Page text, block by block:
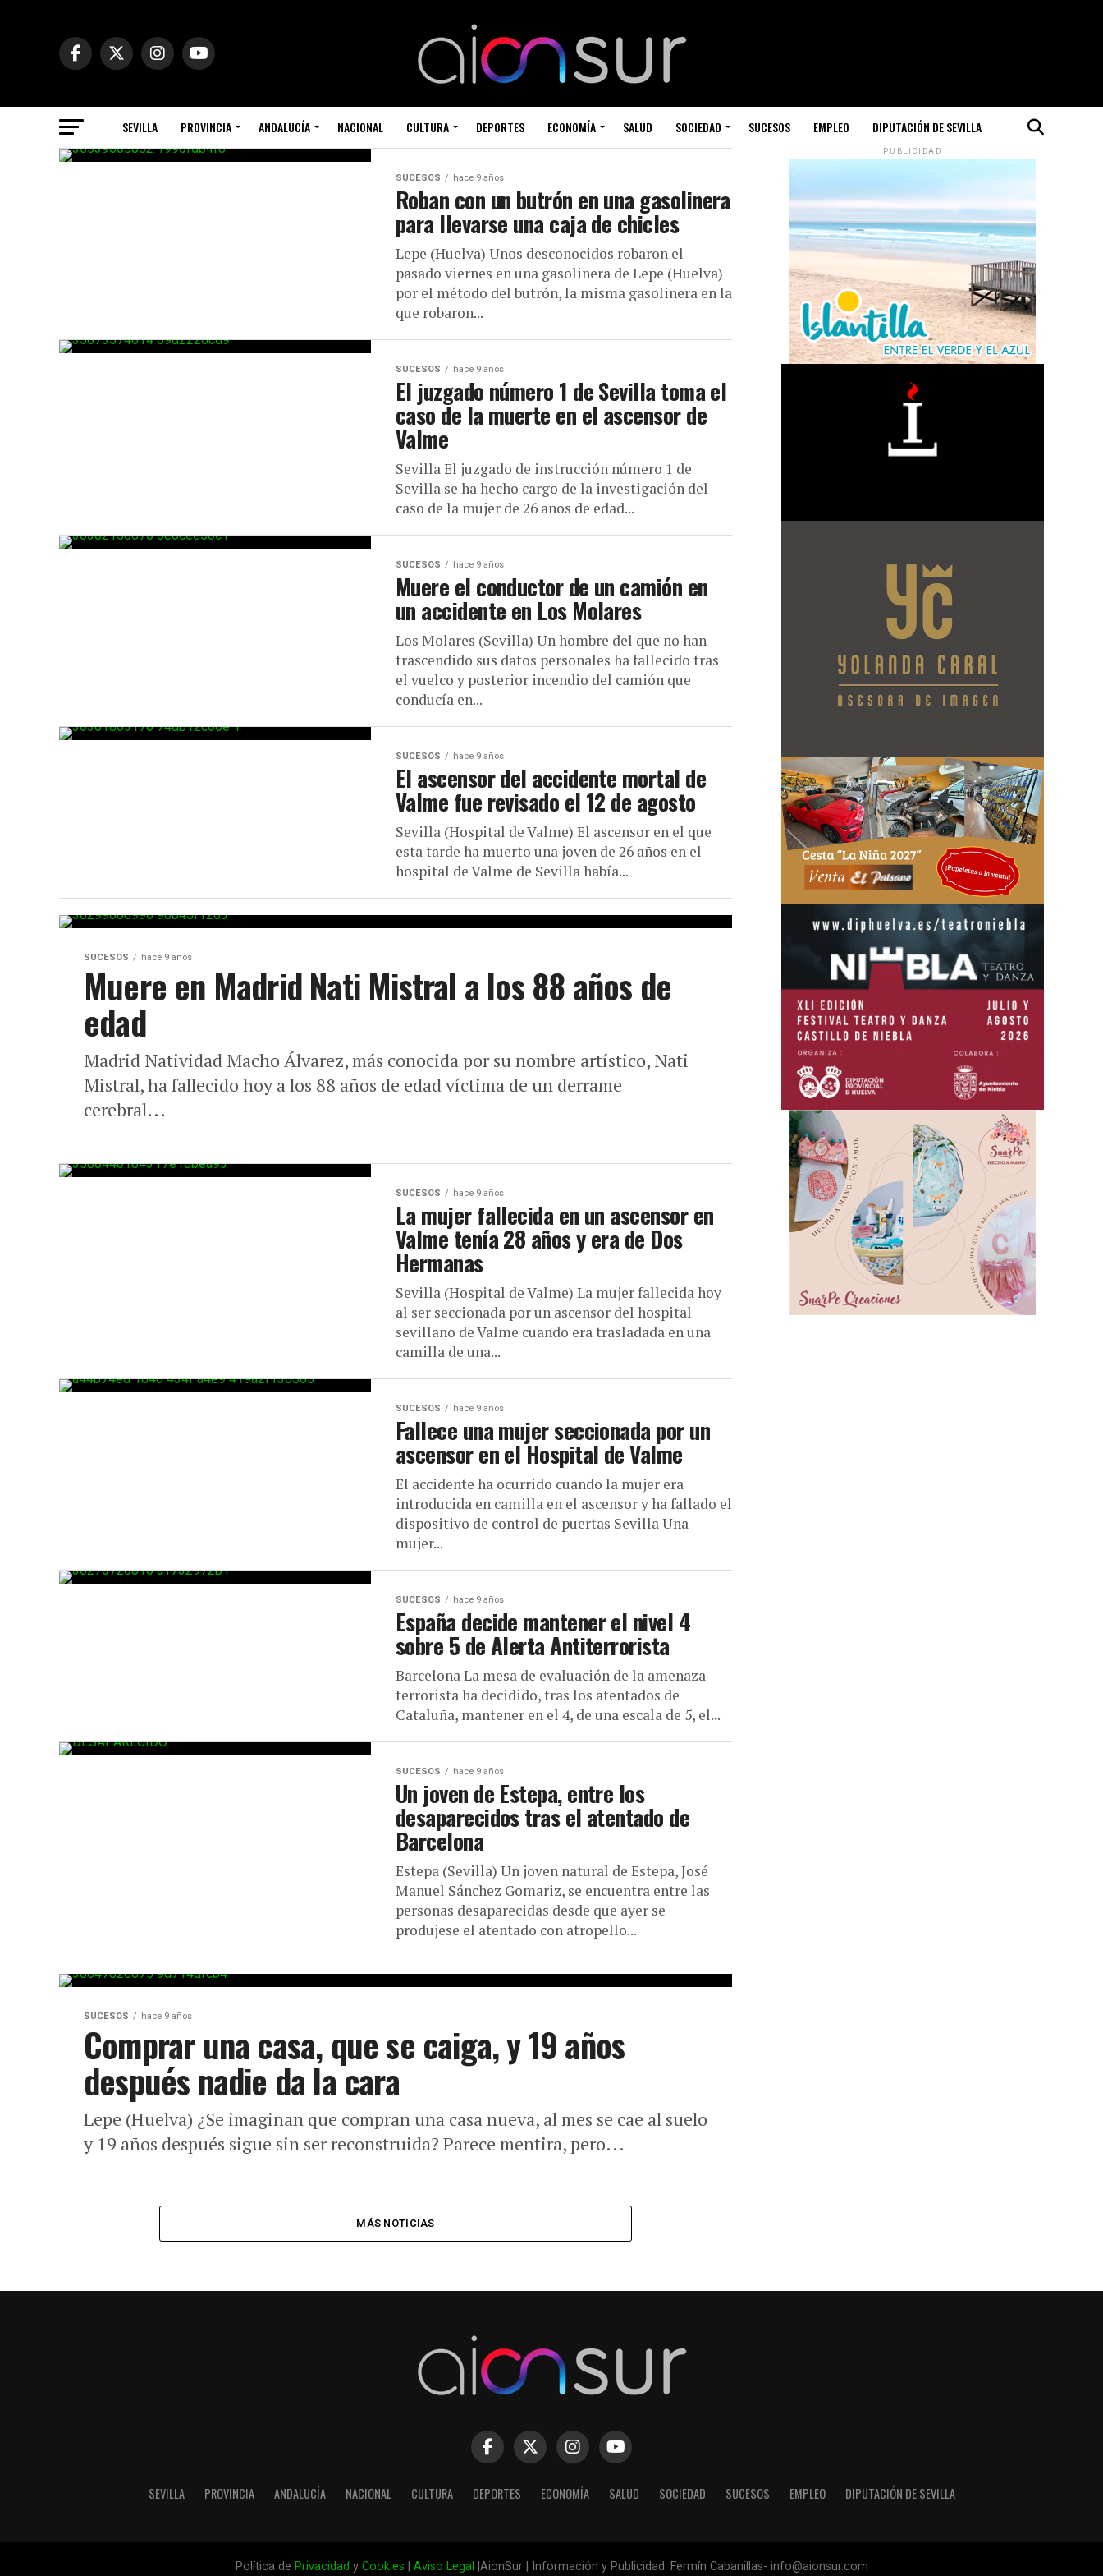
SEVILLA PROVINCIA ANDALUCÍA NACIONAL CULTURA DEPORTES ECONOMÍA SALUD SOCIEDAD SUCESOS EMPLEO DIPUTACIÓN DE SEVILLA
SUCESOS hace 9 años
Roban con un butrón en una gasolinera
para llevarse una caja de chicles
Lepe (Huelva) Unos desconocidos robaron el
pasado viernes en una gasolinera de Lepe (Huelva)
por el método del butrón, la misma gasolinera en la
que robaron...
SUCESOS hace 9 años
El juzgado número 1 de Sevilla toma el
caso de la muerte en el ascensor de
Valme
Sevilla El juzgado de instrucción número 1 de
Sevilla se ha hecho cargo de la investigación del
caso de la mujer de 26 años de edad...
SUCESOS hace 9 años
Muere el conductor de un camión en
un accidente en Los Molares
Los Molares (Sevilla) Un hombre del que no han
trascendido sus datos personales ha fallecido tras
el vuelco y posterior incendio del camión que
conducía en...
SUCESOS hace 9 años
El ascensor del accidente mortal de
Valme fue revisado el 12 de agosto
Sevilla (Hospital de Valme) El ascensor en el que
esta tarde ha muerto una joven de 26 años en el
hospital de Valme de Sevilla había...
SUCESOS hace 9 años
Muere en Madrid Nati Mistral a los 88 años de
edad
Madrid Natividad Macho Álvarez, más conocida por su nombre artístico, Nati
Mistral, ha fallecido hoy a los 88 años de edad víctima de un derrame
cerebral...
SUCESOS hace 9 años
La mujer fallecida en un ascensor en
Valme tenía 28 años y era de Dos
Hermanas
Sevilla (Hospital de Valme) La mujer fallecida hoy
al ser seccionada por un ascensor del hospital
sevillano de Valme cuando era trasladada en una
camilla de una...
SUCESOS hace 9 años
Fallece una mujer seccionada por un
ascensor en el Hospital de Valme
El accidente ha ocurrido cuando la mujer era
introducida en camilla en el ascensor y ha fallado el
dispositivo de control de puertas Sevilla Una
mujer...
SUCESOS hace 9 años
España decide mantener el nivel 4
sobre 5 de Alerta Antiterrorista
Barcelona La mesa de evaluación de la amenaza
terrorista ha decidido, tras los atentados de
Cataluña, mantener en el 4, de una escala de 5, el...
SUCESOS hace 9 años
Un joven de Estepa, entre los
desaparecidos tras el atentado de
Barcelona
Estepa (Sevilla) Un joven natural de Estepa, José
Manuel Sánchez Gomariz, se encuentra entre las
personas desaparecidas desde que ayer se
produjese el atentado con atropello...
SUCESOS hace 9 años
Comprar una casa, que se caiga, y 19 años
después nadie da la cara
Lepe (Huelva) ¿Se imaginan que compran una casa nueva, al mes se cae al suelo
y 19 años después sigue sin ser reconstruida? Parece mentira, pero...
MÁS NOTICIAS
PUBLICIDAD
SEVILLA PROVINCIA ANDALUCÍA NACIONAL CULTURA DEPORTES ECONOMÍA SALUD SOCIEDAD SUCESOS EMPLEO DIPUTACIÓN DE SEVILLA
Política de Privacidad y Cookies Aviso Legal |AionSur | Información y Publicidad: Fermín Cabanillas- info@aionsur.com